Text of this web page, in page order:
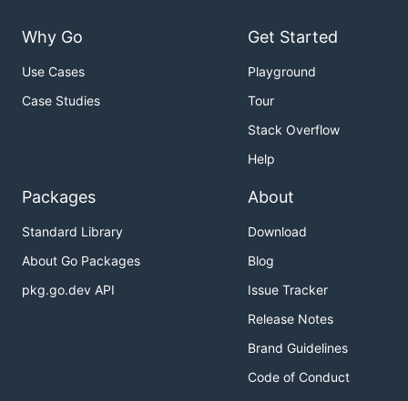
Why Go
Use Cases
Case Studies
Get Started
Playground
Tour
Stack Overflow
Help
Packages
Standard Library
About Go Packages
pkg.go.dev API
About
Download
Blog
Issue Tracker
Release Notes
Brand Guidelines
Code of Conduct